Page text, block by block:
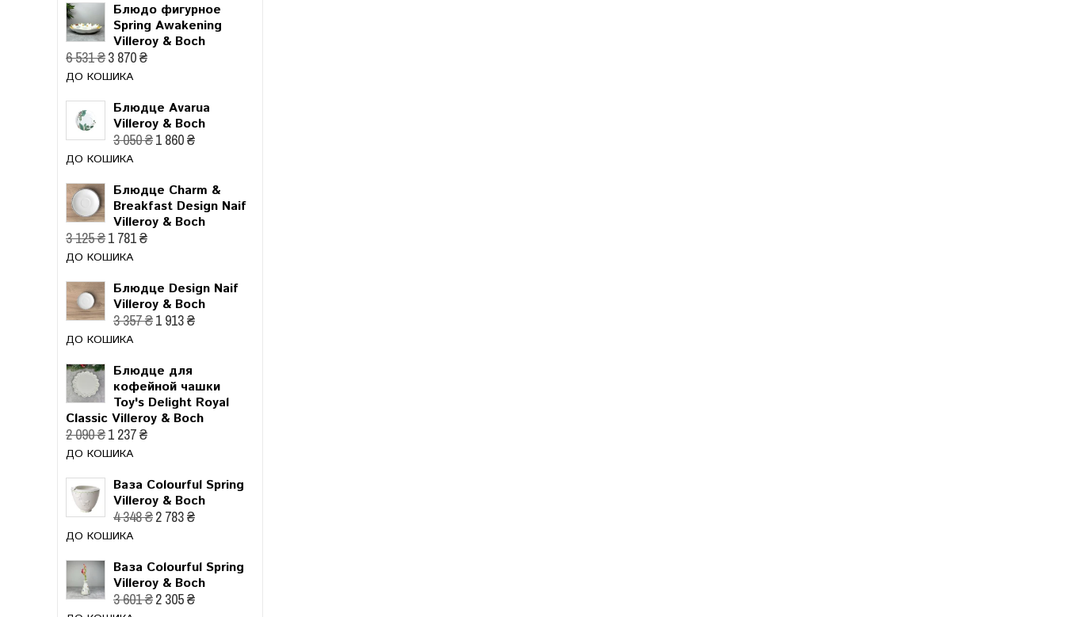
Блюдо фигурное
Spring Awakening
Villeroy & Boch
6 531 ₴3 870 ₴
ДО КОШИКА
Блюдце Avarua
Villeroy & Boch
3 050 ₴1 860 ₴
ДО КОШИКА
Блюдце Charm &
Breakfast Design Naif
Villeroy & Boch
3 125 ₴1 781 ₴
ДО КОШИКА
Блюдце Design Naif
Villeroy & Boch
3 357 ₴1 913 ₴
ДО КОШИКА
Блюдце для
кофейной чашки
Toy's Delight Royal
Classic Villeroy & Boch
2 090 ₴1 237 ₴
ДО КОШИКА
Ваза Colourful Spring
Villeroy & Boch
4 348 ₴2 783 ₴
ДО КОШИКА
Ваза Colourful Spring
Villeroy & Boch
3 601 ₴2 305 ₴